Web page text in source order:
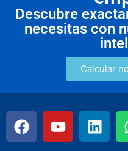
Descubre
necesitas con
Calcular